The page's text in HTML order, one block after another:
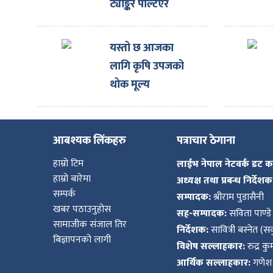
ट्याङ्कर पल्टिएर
आगलागी, चालक
सकुशल
यस्तो छ आजका
लागि कृषि उपजको
थोक मूल्य
आबश्यक लिंकहरु
हाम्रो टिम
हाम्रो बारेमा
सम्पर्क
खबर पठाउनुहोस
सामाजीक संजाल तिर
बिज्ञापनको लागी
पत्राचार ठेगाना
लाईभ नेपाल नेटवर्क डट
अध्यक्ष तथा प्रबन्ध
सम्पादक:श्रीराम पुडासैनी
सह-सम्पादक:सविता पाण्डे
निर्देशक:सावित्री बस्नेत
विशेष सल्लाहकार:रुद्र
आर्थिक सल्लाहकार:गणेश